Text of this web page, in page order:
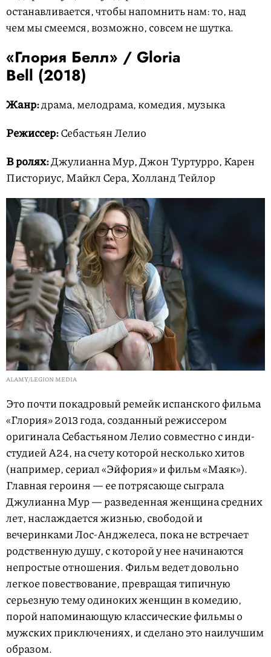
останавливается, чтобы напомнить нам: то, над
чем мы смеемся, возможно, совсем не шутка.
«Глория Белл» / Gloria
Bell (2018)
Жанр:драма, мелодрама, комедия, музыка
Режиссер:Себастьян Лелио
В ролях:Джулианна Мур, Джон Туртурро, Карен
Писториус, Майкл Сера, Холланд Тейлор
ALAMY/LEGION MEDIA
Это почти покадровый ремейк испанского фильма
«Глория» 2013 года, созданный режиссером
оригинала Себастьяном Лелио совместно с инди-
студией А24, на счету которой несколько хитов
(например, сериал «Эйфория» и фильм «Маяк»).
Главная героиня — ее потрясающе сыграла
Джулианна Мур — разведенная женщина средних
лет, наслаждается жизнью, свободой и
вечеринками Лос-Анджелеса, пока не встречает
родственную душу, с которой у нее начинаются
непростые отношения. Фильм ведет довольно
легкое повествование, превращая типичную
серьезную тему одиноких женщин в комедию,
порой напоминающую классические фильмы о
мужских приключениях, и сделано это наилучшим
образом.